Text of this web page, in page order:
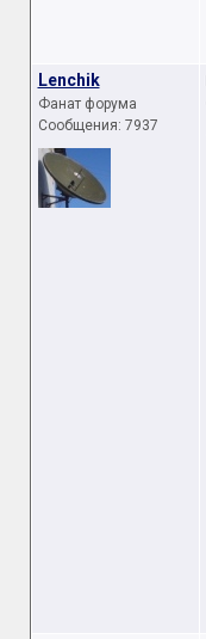
Lenchik
Фанат форума
Сообщения: 7937